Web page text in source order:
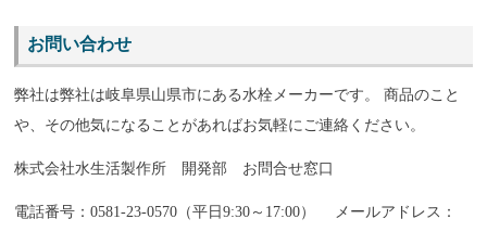
お問い合わせ
弊社は弊社は岐阜県山県市にある水栓メーカーです。 商品のこと
や、その他気になることがあればお気軽にご連絡ください。
株式会社水生活製作所 開発部 お問合せ窓口
電話番号：0581-23-0570（平日9:30～17:00） メールアドレス：